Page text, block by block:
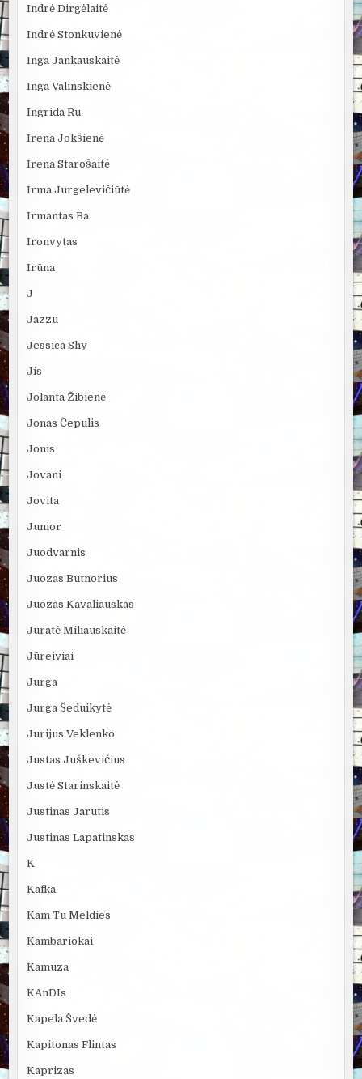
Indrė Dirgėlaitė
Indrė Stonkuvienė
Inga Jankauskaitė
Inga Valinskienė
Ingrida Ru
Irena Jokšienė
Irena Starošaitė
Irma Jurgelevičiūtė
Irmantas Ba
Ironvytas
Irūna
J
Jazzu
Jessica Shy
Jis
Jolanta Žibienė
Jonas Čepulis
Jonis
Jovani
Jovita
Junior
Juodvarnis
Juozas Butnorius
Juozas Kavaliauskas
Jūratė Miliauskaitė
Jūreiviai
Jurga
Jurga Šeduikytė
Jurijus Veklenko
Justas Juškevičius
Justė Starinskaitė
Justinas Jarutis
Justinas Lapatinskas
K
Kafka
Kam Tu Meldies
Kambariokai
Kamuza
KAnDIs
Kapela Švedė
Kapitonas Flintas
Kaprizas